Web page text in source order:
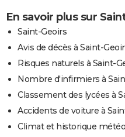
En savoir plus sur
Saint-Geoirs
Avis de décès à Saint-
Risques naturels à Saint-
Nombre d'infirmiers à
Classement des lycées à
Accidents de voiture à
Climat et historique